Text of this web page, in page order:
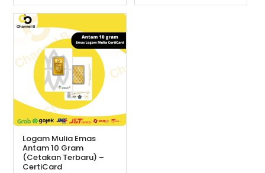
Logam Mulia Emas
Antam 10 Gram
(Cetakan Terbaru) –
CertiCard